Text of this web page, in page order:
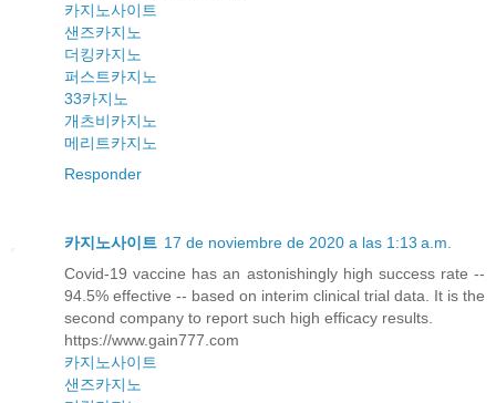
카지노사이트
샌즈카지노
더킹카지노
퍼스트카지노
33카지노
개츠비카지노
메리트카지노
Responder
카지노사이트 17 de noviembre de 2020 a las 1:13 a.m.
Covid-19 vaccine has an astonishingly high success rate --
94.5% effective -- based on interim clinical trial data. It is the
second company to report such high efficacy results.
https://www.gain777.com
카지노사이트
샌즈카지노